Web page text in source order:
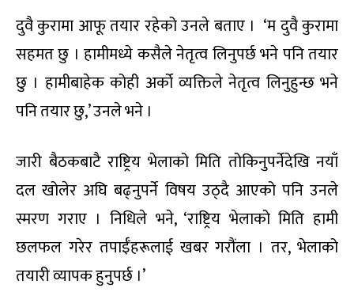
दुवै कुरामा आफू तयार रहेको उनले बताए । ‘म दुवै कुरामा
सहमत छु । हामीमध्ये कसैले नेतृत्व लिनुपर्छ भने पनि तयार
छु । हामीबाहेक कोही अर्को व्यक्तिले नेतृत्व लिनुहुन्छ भने
पनि तयार छु,’ उनले भने ।
जारी बैठकबाटै राष्ट्रिय भेलाको मिति तोकिनुपर्नेदेखि नयाँ
दल खोलेर अघि बढ्नुपर्ने विषय उठ्दै आएको पनि उनले
स्मरण गराए । निधिले भने, ‘राष्ट्रिय भेलाको मिति हामी
छलफल गरेर तपाईँहरूलाई खबर गरौंला । तर, भेलाको
तयारी व्यापक हुनुपर्छ ।’